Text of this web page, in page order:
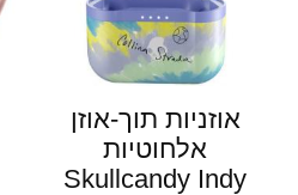
אוזניות תוך-אוזן
אלחוטיות
Skullcandy Indy